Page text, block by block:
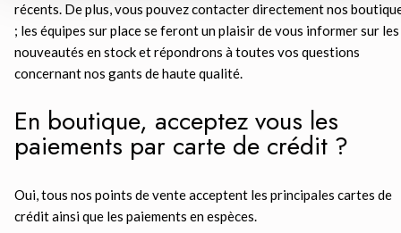
récents. De plus, vous pouvez contacter directement nos
; les équipes sur place se feront un plaisir de vous informer sur les
nouveautés en stock et répondrons à toutes vos questions
concernant nos gants de haute qualité.
En boutique, acceptez vous les
paiements par carte de crédit ?
Oui, tous nos points de vente acceptent les principales cartes de
crédit ainsi que les paiements en espèces.